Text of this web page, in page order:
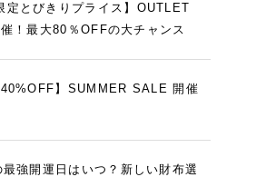
定とびきりプライス】OUTLET
！最大80％OFFの大チャンス
40%OFF】SUMMER SALE 開催
強開運日はいつ？新しい財布選